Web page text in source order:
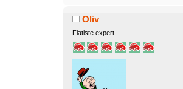
Oliv
Fiatiste expert